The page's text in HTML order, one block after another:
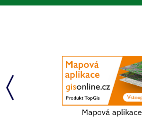
Mapová aplikace